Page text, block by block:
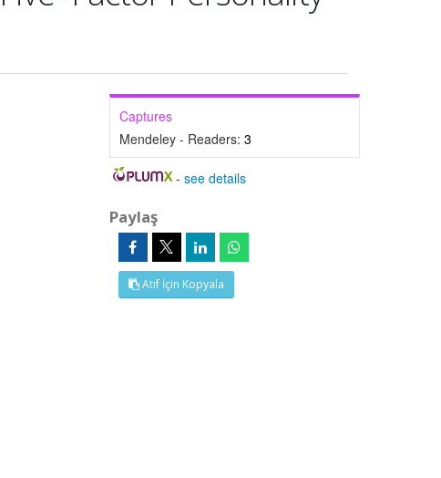
Captures
Mendeley - Readers: 3
-see details
Paylaş
Atıf İçin Kopyala